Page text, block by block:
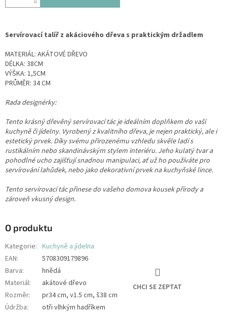
Servírovací talíř z akáciového dřeva s praktickým držadlem
MATERIÁL: AKÁTOVÉ DŘEVO
DÉLKA: 38CM
VÝŠKA: 1,5CM
PRŮMĚR: 34 CM
Rada designérky:
Tento krásný dřevěný servírovací tác je ideálním doplňkem do vaší
kuchyně či jídelny. Vyrobený z kvalitního dřeva, je nejen praktický, ale i
estetický prvek. Díky svému přirozenému vzhledu skvěle ladí s
rustikálním nebo skandinávským stylem interiéru. Jeho kulatý tvar a
pohodlné ucho zajišťují snadnou manipulaci, ať už ho používáte pro
servírování lahůdek, nebo jako dekorativní prvek na kuchyňské lince.
Tento servírovací tác přinese do vašeho domova kousek přírody a
zároveň vkusný design.
O produktu
Kategorie: Kuchyně a jídelna
EAN:
5708309179896
Barva:
hnědá
Materiál:
akátové dřevo
Rozměr:
pr34 cm, v1.5 cm, š38 cm
Údržba: otři vlhkým hadříkem
CHCI SE ZEPTAT